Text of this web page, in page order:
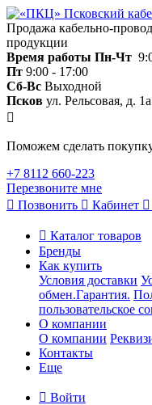
Продажа кабельно-
продукции
Время работы Пн-Чт
Пт 9:00 - 17:00
Сб-Вс Выходной
Псков ул. Рельсовая, д. 1а
Поможем сделать
+7 8112 660-223
Перезвоните мне
Позвонить
Кабинет
Каталог товаров
Бренды
Как купить
Условия доставки
обмен.Гарантия.
пользовательское
О компании
О компании
Контакты
Еще
Войти